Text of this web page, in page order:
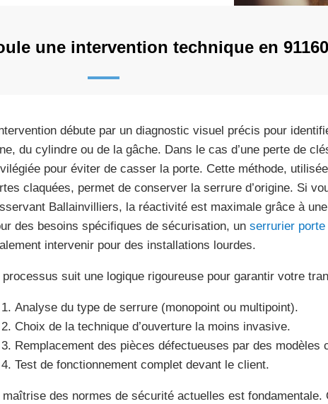
une intervention technique en
débute par un diagnostic visuel précis pour
du cylindre ou de la gâche. Dans le cas d’une perte de
pour éviter de casser la porte. Cette méthode,
claquées, permet de conserver la serrure d’origine. Si
Ballainvilliers, la réactivité est maximale grâce à
des besoins spécifiques de sécurisation, un serrurier
intervenir pour des installations lourdes.
processus suit une logique rigoureuse pour garantir votre
Analyse du type de serrure (monopoint ou multipoint).
Choix de la technique d’ouverture la moins invasive.
Remplacement des pièces défectueuses par des modèles
Test de fonctionnement complet devant le client.
maîtrise des normes de sécurité actuelles est fondamentale.